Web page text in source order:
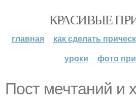
КРАСИВЫЕ
главная как сделать
уроки
фото
Пост мечтаний и